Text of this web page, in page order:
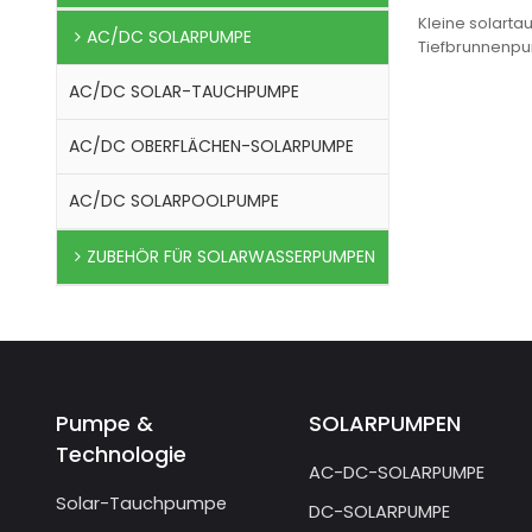
AC/DC SOLARPUMPE
AC/DC SOLAR-TAUCHPUMPE
AC/DC OBERFLÄCHEN-SOLARPUMPE
AC/DC SOLARPOOLPUMPE
ZUBEHÖR FÜR SOLARWASSERPUMPEN
tropfende
Kleine
Pumpe &
Technologie
Solar-Tauchpumpe
SOLARPUMPEN
AC-DC-SOLARPUMPE
DC-SOLARPUMPE